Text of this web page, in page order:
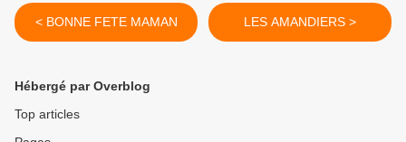
< BONNE FETE MAMAN LES AMANDIERS >
Hébergé par Overblog
Top articles